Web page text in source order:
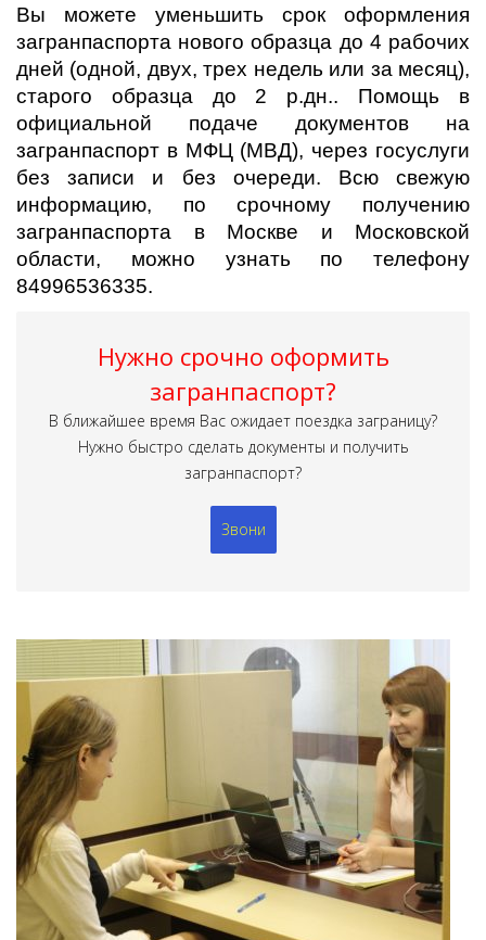
Вы можете уменьшить срок оформления
загранпаспорта нового образца до 4 рабочих
дней (одной, двух, трех недель или за месяц),
старого образца до 2 р.дн.. Помощь в
официальной подаче документов на
загранпаспорт в МФЦ (МВД), через госуслуги
без записи и без очереди. Всю свежую
информацию, по срочному получению
загранпаспорта в Москве и Московской
области, можно узнать по телефону
84996536335.
Нужно срочно оформить
загранпаспорт?
В ближайшее время Вас ожидает поездка заграницу?
Нужно быстро сделать документы и получить
загранпаспорт?
Звони